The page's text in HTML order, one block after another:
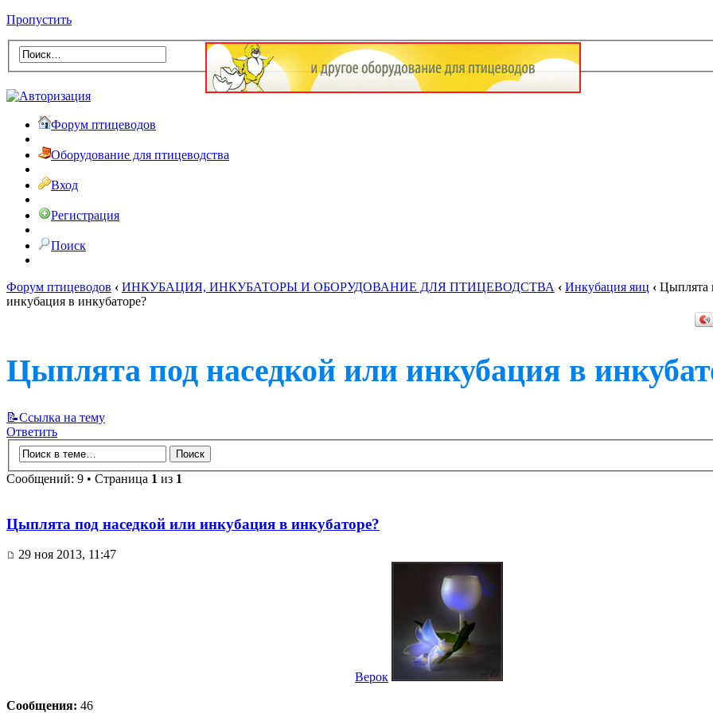
Пропустить
Форум птицеводов
Оборудование для птицеводства
Вход
Регистрация
Поиск
Форум птицеводов ‹ ИНКУБАЦИЯ, ИНКУБАТОРЫ И ОБОРУДОВАНИЕ ДЛЯ ПТИЦЕВОДСТВА ‹ Инкубация яиц ‹ Цыплята
инкубация в инкубаторе?
Цыплята под наседкой или инкубация в
📝Ссылка на тему
Ответить
Сообщений: 9 • Страница 1 из 1
Цыплята под наседкой или инкубация в инкубаторе?
29 ноя 2013, 11:47
Верок
Сообщения: 46